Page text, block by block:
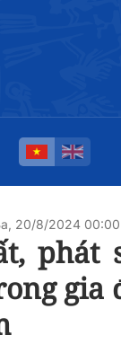
20/8/2024 00:00
phát
gia